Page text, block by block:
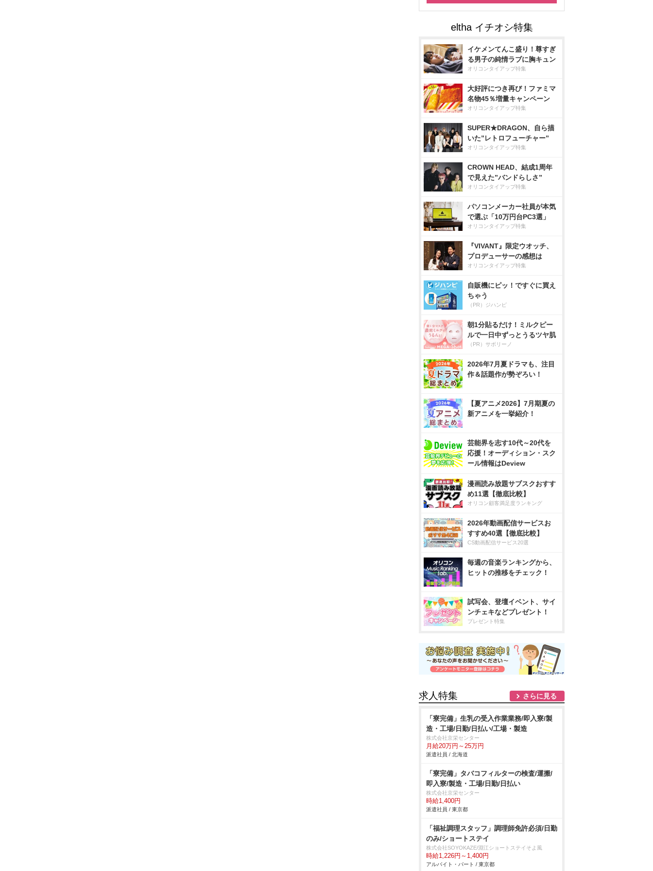
イケメンてんこ盛り！尊すぎ
る男子の純情ラブに胸キュン
オリコンタイアップ特集
大好評につき再び！ファミマ
名物45％増量キャンペーン
オリコンタイアップ特集
SUPER★DRAGON、自ら描
いた”レトロフューチャー”
オリコンタイアップ特集
CROWN HEAD、結成1周年
で見えた”バンドらしさ”
オリコンタイアップ特集
パソコンメーカー社員が本気
で選ぶ「10万円台PC3選」
オリコンタイアップ特集
『VIVANT』限定ウオッチ、
プロデューサーの感想は
オリコンタイアップ特集
自販機にピッ！ですぐに買え
ちゃう
（PR）ジハンピ
朝1分貼るだけ！ミルクピー
ルで一日中ずっとうるツヤ肌
（PR）サボリーノ
2026年7月夏ドラマも、注目
作＆話題作が勢ぞろい！
【夏アニメ2026】7月期夏の
新アニメを一挙紹介！
芸能界を志す10代～20代を
応援！オーディション・スク
ール情報はDeview
漫画読み放題サブスクおすす
め11選【徹底比較】
オリコン顧客満足度ランキング
2026年動画配信サービスお
すすめ40選【徹底比較】
CS動画配信サービス20選
毎週の音楽ランキングから、
ヒットの推移をチェック！
試写会、登壇イベント、サイ
ンチェキなどプレゼント！
プレゼント特集
求人特集 さらに見る
「寮完備」生乳の受入作業業務/即入寮/製
造・工場/日勤/日払い/工場・製造
株式会社京栄センター
月給20万円～25万円
派遣社員 / 北海道
「寮完備」タバコフィルターの検査/運搬/
即入寮/製造・工場/日勤/日払い
株式会社京栄センター
時給1,400円
派遣社員 / 東京都
「福祉調理スタッフ」調理師免許必須/日勤
のみ/ショートステイ
株式会社SOYOKAZE/淵江ショートステイそよ風
時給1,226円～1,400円
アルバイト・パート / 東京都